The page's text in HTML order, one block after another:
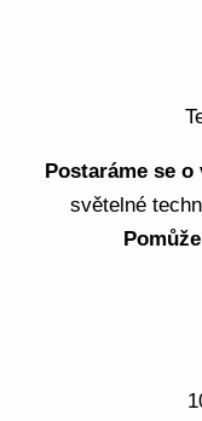
Postaráme se o
světelné